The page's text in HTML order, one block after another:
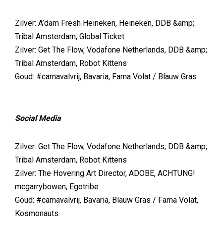
Zilver: A’dam Fresh Heineken, Heineken, DDB &amp;
Tribal Amsterdam, Global Ticket
Zilver: Get The Flow, Vodafone Netherlands, DDB &amp;
Tribal Amsterdam, Robot Kittens
Goud: #carnavalvrij, Bavaria, Fama Volat / Blauw Gras
Social Media
Zilver: Get The Flow, Vodafone Netherlands, DDB &amp;
Tribal Amsterdam, Robot Kittens
Zilver: The Hovering Art Director, ADOBE, ACHTUNG!
mcgarrybowen, Egotribe
Goud: #carnavalvrij, Bavaria, Blauw Gras / Fama Volat,
Kosmonauts